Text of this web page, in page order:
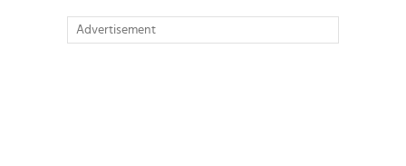
Advertisement